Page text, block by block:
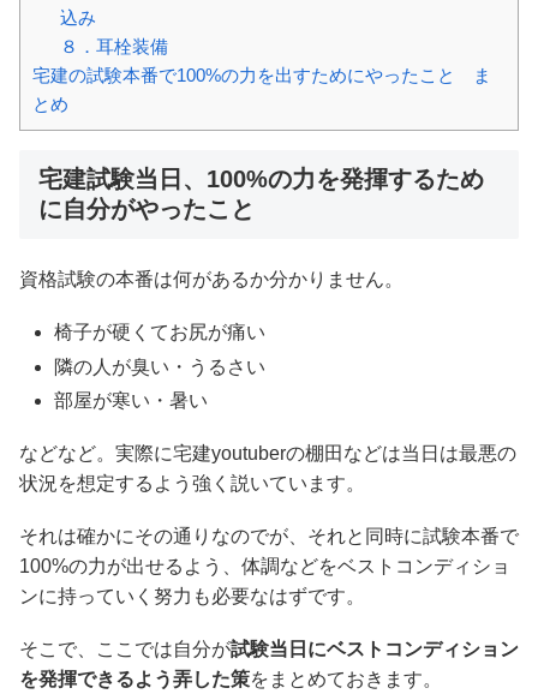
込み
８．耳栓装備
宅建の試験本番で100%の力を出すためにやったこと ま
とめ
宅建試験当日、100%の力を発揮するため
に自分がやったこと
資格試験の本番は何があるか分かりません。
椅子が硬くてお尻が痛い
隣の人が臭い・うるさい
部屋が寒い・暑い
などなど。実際に宅建youtuberの棚田などは当日は最悪の
状況を想定するよう強く説いています。
それは確かにその通りなのでが、それと同時に試験本番で
100%の力が出せるよう、体調などをベストコンディショ
ンに持っていく努力も必要なはずです。
そこで、ここでは自分が試験当日にベストコンディション
を発揮できるよう弄した策をまとめておきます。